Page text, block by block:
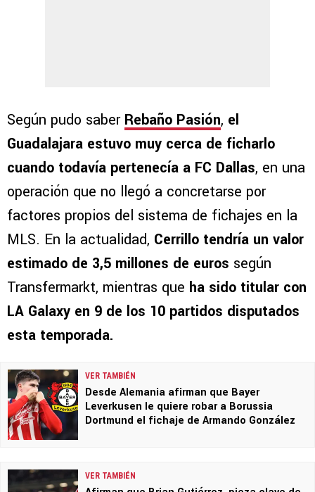
Según pudo saber Rebaño Pasión, el
Guadalajara estuvo muy cerca de ficharlo
cuando todavía pertenecía a FC Dallas, en una
operación que no llegó a concretarse por
factores propios del sistema de fichajes en la
MLS. En la actualidad, Cerrillo tendría un valor
estimado de 3,5 millones de euros según
Transfermarkt, mientras que ha sido titular con
LA Galaxy en 9 de los 10 partidos disputados
esta temporada.
VER TAMBIÉN
Desde Alemania afirman que Bayer
Leverkusen le quiere robar a Borussia
Dortmund el fichaje de Armando González
VER TAMBIÉN